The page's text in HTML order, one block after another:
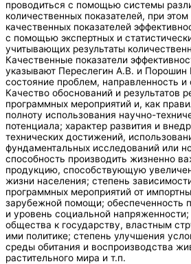
проводиться с помощью системы
количественных показателей, при
качественных показателей
с помощью экспертных и
учитывающих результаты
Качественные показатели
указывают Переслегин А.В. и Порошин
состояние проблем, направленность и
Качество обоснований и результатов
программных мероприятий и, как
полноту использования научно-
потенциала; характер развития и
технических достижений,
фундаментальных исследований или
способность производить жизненно
продукцию, способствующую
жизни населения; степень
программных мероприятий от
зарубежной помощи; обеспеченность
и уровень социальной
общества к государству, властным
ими политике; степень улучшения
среды обитания и воспроизводства
растительного мира и т.п.